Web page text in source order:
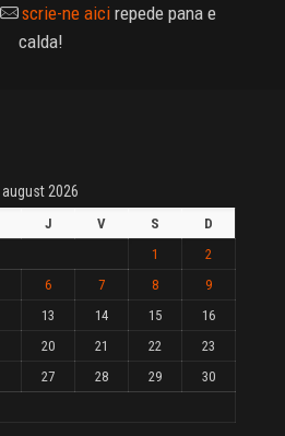
scrie-ne aici repede pana e
calda!
august 2026
J V S
D
1
2
6 7 8
9
13 14 15
16
20 21 22
23
27 28 29
30